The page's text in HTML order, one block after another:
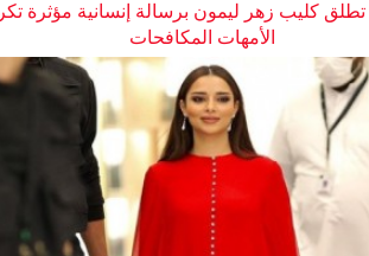
كليب زهر ليمون برسالة إنسانية مؤثرة
الأمهات المكافحات